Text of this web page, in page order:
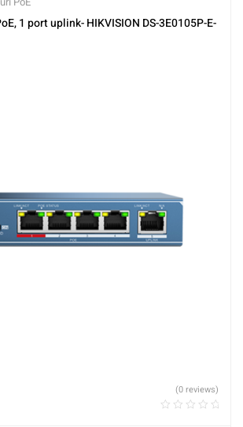
1 port uplink- HIKVISION DS-3E0105P-E-
(0 reviews)